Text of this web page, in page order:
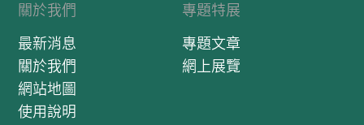
關於我們
最新消息
關於我們
網站地圖
使用說明
專題特展
專題文章
網上展覽